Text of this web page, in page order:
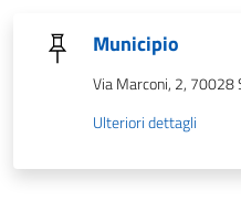
Municipio
Via Marconi, 2, 70028
Ulteriori dettagli